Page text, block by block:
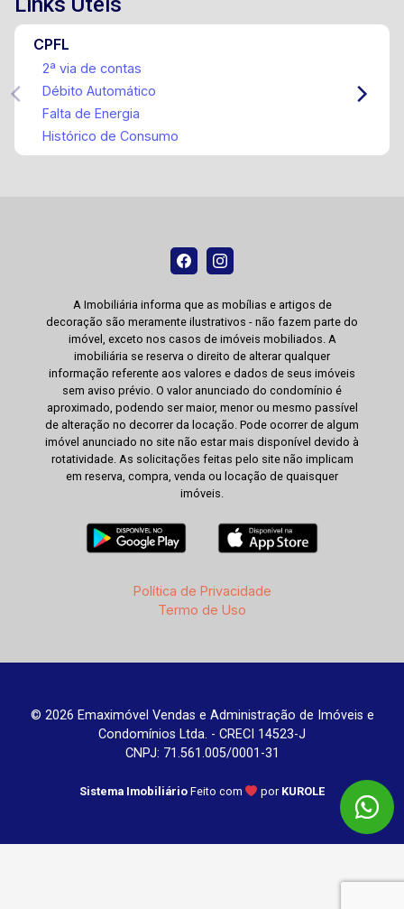
CPFL
2ª via de contas
Débito Automático
Falta de Energia
Histórico de Consumo
A Imobiliária informa que as mobílias e artigos de
decoração são meramente ilustrativos - não fazem parte do
imóvel, exceto nos casos de imóveis mobiliados. A
imobiliária se reserva o direito de alterar qualquer
informação referente aos valores e dados de seus imóveis
sem aviso prévio. O valor anunciado do condomínio é
aproximado, podendo ser maior, menor ou mesmo passível
de alteração no decorrer da locação. Pode ocorrer de algum
imóvel anunciado no site não estar mais disponível devido à
rotatividade. As solicitações feitas pelo site não implicam
em reserva, compra, venda ou locação de quaisquer
imóveis.
Política de Privacidade
Termo de Uso
© 2026 Emaximóvel Vendas e Administração de Imóveis e
Condomínios Ltda. - CRECI 14523-J
CNPJ: 71.561.005/0001-31
Sistema Imobiliário Feito com por KUROLE